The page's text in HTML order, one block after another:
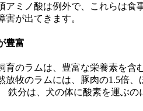
アミノ酸は例外で、これらは食
害が出てきます。
豊富
育のラムは、豊富な栄養素を含
放牧のラムには、豚肉の1.5倍
鉄分は、犬の体に酸素を運ぶ